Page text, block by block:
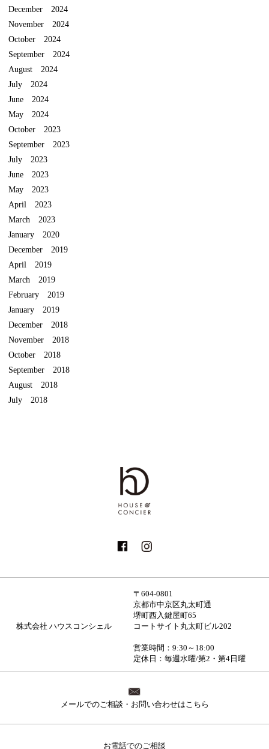
December 2024
November 2024
October 2024
September 2024
August 2024
July 2024
June 2024
May 2024
October 2023
September 2023
July 2023
June 2023
May 2023
April 2023
March 2023
January 2020
December 2019
April 2019
March 2019
February 2019
January 2019
December 2018
November 2018
October 2018
September 2018
August 2018
July 2018
株式会社 ハウスコンシェル
〒604-0801
京都市中京区丸太町通
堺町西入鍵屋町65
コートサイト丸太町ビル202
営業時間：9:30～18:00
定休日：毎週水曜/第2・第4日曜
メールでのご相談・お問い合わせはこちら
お電話でのご相談